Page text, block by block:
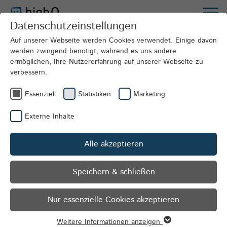
Mobilitätslösungen
Effizienztools
| highQ
Mobiler
Datenschutzeinstellungen
Auf unserer Webseite werden Cookies verwendet. Einige davon
werden zwingend benötigt, während es uns andere
ermöglichen, Ihre Nutzererfahrung auf unserer Webseite zu
verbessern.
Essenziell Statistiken Marketing
Externe Inhalte
Alle akzeptieren
Speichern & schließen
Nur essenzielle Cookies akzeptieren
Weitere Informationen anzeigen